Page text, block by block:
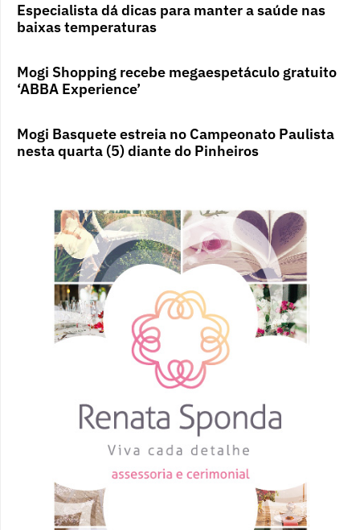
Especialista dá dicas para manter a saúde nas
baixas temperaturas
Mogi Shopping recebe megaespetáculo gratuito
‘ABBA Experience’
Mogi Basquete estreia no Campeonato Paulista
nesta quarta (5) diante do Pinheiros